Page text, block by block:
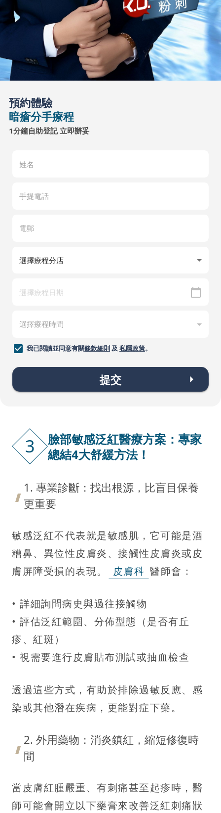
預約體驗
暗瘡分手療程
1分鐘自助登記 立即辦妥
我已閱讀並同意有關條款細則及 私隱政策。
提交
3
臉部敏感泛紅醫療方案：專家
總結4大舒緩方法！
1. 專業診斷：找出根源，比盲目保養
更重要
敏感泛紅不代表就是敏感肌，它可能是酒
糟鼻、異位性皮膚炎、接觸性皮膚炎或皮
膚屏障受損的表現。
皮膚科 醫師會：
• 詳細詢問病史與過往接觸物
• 評估泛紅範圍、分佈型態（是否有丘
疹、紅斑）
• 視需要進行皮膚貼布測試或抽血檢查
透過這些方式，有助於排除過敏反應、感
染或其他潛在疾病，更能對症下藥。
2. 外用藥物：消炎鎮紅，縮短修復時
間
當皮膚紅腫嚴重、有刺痛甚至起疹時，醫
師可能會開立以下藥膏來改善泛紅刺痛狀